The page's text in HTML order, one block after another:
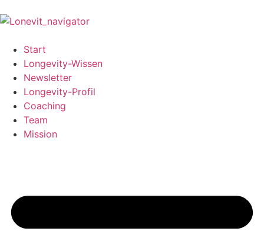
Start
Longevity-Wissen
Newsletter
Longevity-Profil
Coaching
Team
Mission